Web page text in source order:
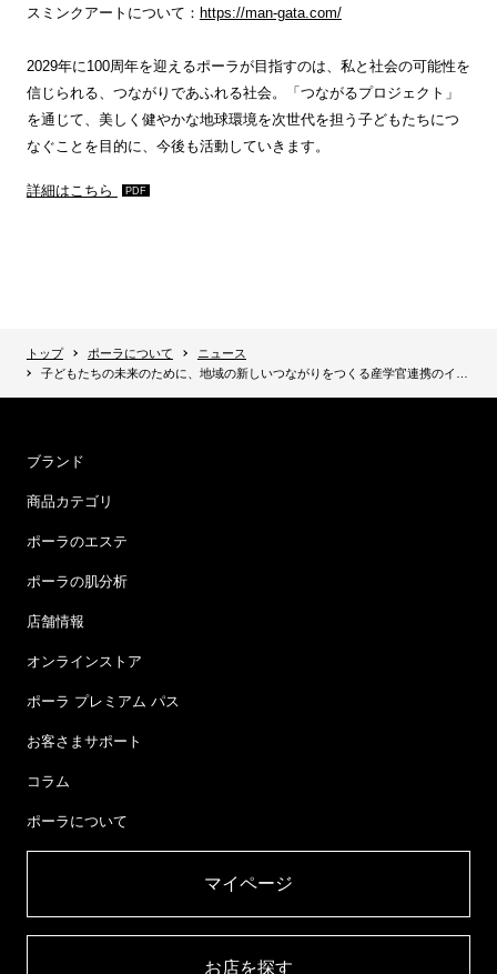
スミンクアートについて： https://man-gata.com/
2029年に100周年を迎えるポーラが目指すのは、私と社会の可能性を
信じられる、つながりであふれる社会。「つながるプロジェクト」
を通じて、美しく健やかな地球環境を次世代を担う子どもたちにつ
なぐことを目的に、今後も活動していきます。
詳細はこちら
トップ ポーラについて
ニュース
子どもたちの未来のために、地域の新しいつながりをつくる産学官連携のイベントに、化粧品をアップサイクルした絵具を提供
ブランド
商品カテゴリ
ポーラのエステ
ポーラの肌分析
店舗情報
オンラインストア
ポーラ プレミアム パス
お客さまサポート
コラム
ポーラについて
マイページ​
お店を探す​